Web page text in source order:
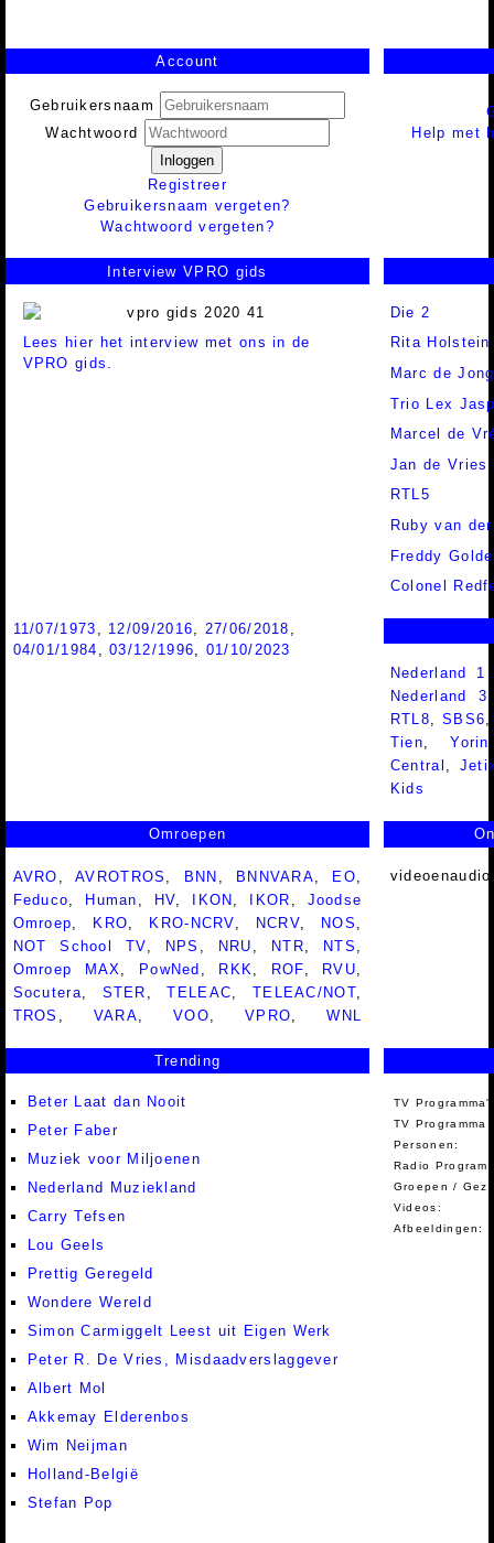
Account
Gebruikersnaam
Wachtwoord
Inloggen
Registreer
Gebruikersnaam vergeten?
Wachtwoord vergeten?
Help met
Interview VPRO gids
Lees hier het interview met ons in de
VPRO gids.
Die 2
Rita Holstein
Marc de Jong
Trio Lex
Marcel de
Jan de Vries
RTL5
Ruby van
Freddy
Colonel
11/07/1973 12/09/2016 27/06/2018
04/01/1984 ,03/12/1996
01/10/2023
Nederland
Nederland
RTL8 ,SBS6
Tien ,Yorin
Central
Kids
Omroepen
AVRO ,AVROTROS BNN BNNVARA EO
Feduco
Human HV IKON IKOR
Joodse
Omroep
KRO KRO-NCRV NCRV NOS
NOT School TV
NPS NRU NTR NTS
Omroep MAX
PowNed RKK ROF RVU
Socutera
STER ,TELEAC TELEAC/NOT
TROS
VARA ,VOO ,VPRO ,WNL
Trending
Beter Laat dan Nooit
Peter Faber
Muziek voor Miljoenen
Nederland Muziekland
Carry Tefsen
Lou Geels
Prettig Geregeld
Wondere Wereld
Simon Carmiggelt Leest uit Eigen Werk
Peter R. De Vries, Misdaadverslaggever
Albert Mol
Akkemay Elderenbos
Wim Neijman
Holland-België
Stefan Pop
TV
TV Programma
Personen:
Radio
Groepen /
Videos:
Afbeeldingen: